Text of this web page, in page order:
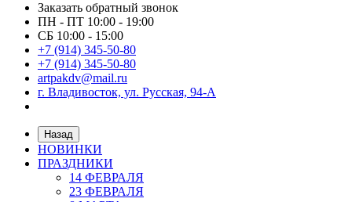
Заказать обратный звонок
ПН - ПТ 10:00 - 19:00
СБ 10:00 - 15:00
+7 (914) 345-50-80
+7 (914) 345-50-80
artpakdv@mail.ru
г. Владивосток, ул. Русская, 94-А
Назад
НОВИНКИ
ПРАЗДНИКИ
14 ФЕВРАЛЯ
23 ФЕВРАЛЯ